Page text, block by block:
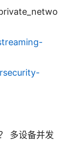
多设备并发